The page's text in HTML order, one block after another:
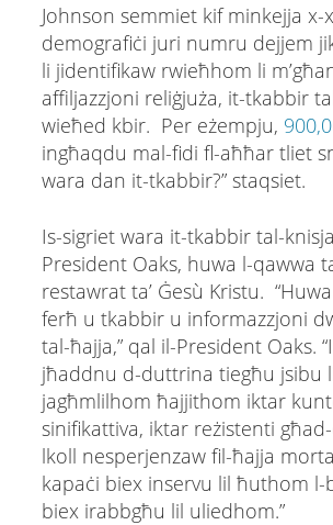
Johnson semmiet kif minkejja x-
demografiċi juri numru dejjem
li jidentifikaw rwieħhom li
affiljazzjoni reliġjuża, it-tkabbir
wieħed kbir. Per eżempju,
ingħaqdu mal-fidi fl-aħħar tliet
wara dan it-tkabbir?” staqsiet.
Is-sigriet wara it-tkabbir tal-
President Oaks, huwa l-qawwa
restawrat ta’ Ġesù Kristu.
ferħ u tkabbir u informazzjoni
tal-ħajja,” qal il-President Oaks.
jħaddnu d-duttrina tiegħu jsibu
jagħmlilhom ħajjithom iktar
sinifikattiva, iktar reżistenti
lkoll nesperjenzaw fil-ħajja
kapaċi biex inservu lil ħuthom l-
biex irabbgħu lil uliedhom.”